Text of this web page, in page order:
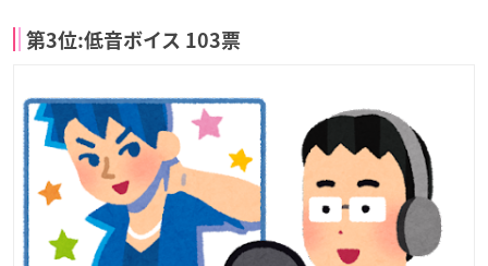
第3位:低音ボイス 103票